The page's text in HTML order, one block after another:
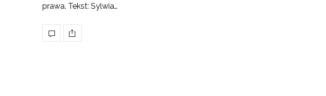
prawa. Tekst: Sylwia…